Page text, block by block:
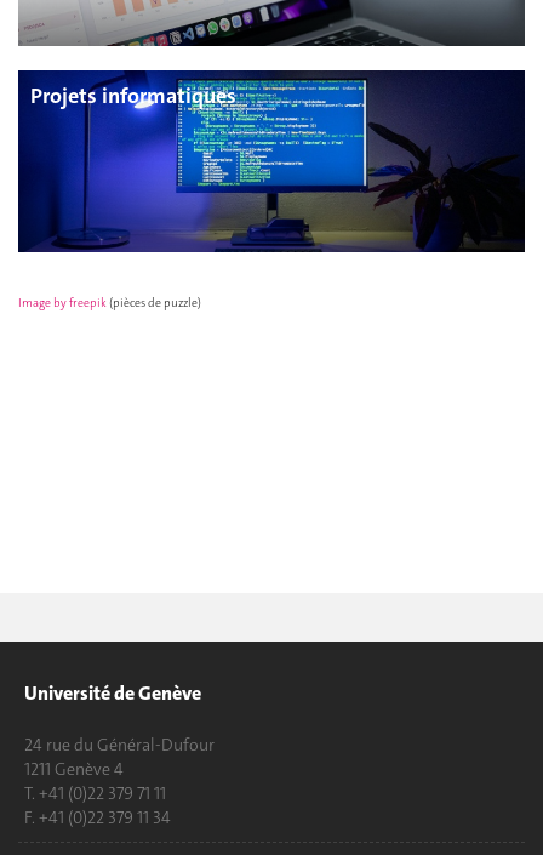
Projets informatiques
Image by freepik(pièces de puzzle)
Université de Genève
24 rue du Général-Dufour
1211 Genève 4
T. +41 (0)22 379 71 11
F. +41 (0)22 379 11 34